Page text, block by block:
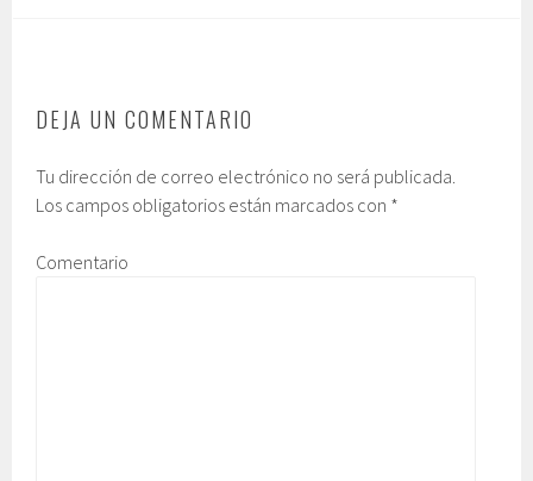
DEJA UN COMENTARIO
Tu dirección de correo electrónico no será publicada.
Los campos obligatorios están marcados con *
Comentario